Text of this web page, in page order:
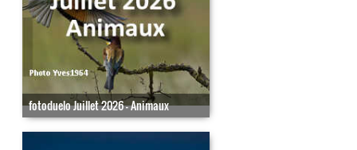
fotoduelo Juillet 2026 - Animaux